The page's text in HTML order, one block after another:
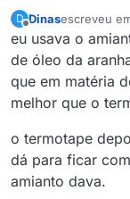
D Dinasescreveu
última
eu usava o
de óleo da
que em matéria
melhor que o
o termotape
dá para ficar
amianto dava.